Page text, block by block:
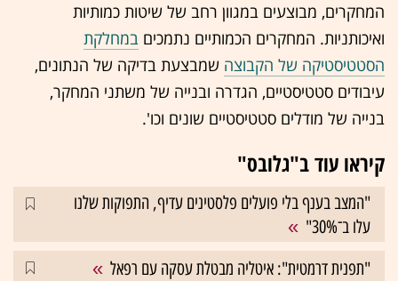
המחקרים, מבוצעים במגוון רחב של שיטות כמותיות
ואיכותניות. המחקרים הכמותיים נתמכים במחלקת
הסטטיסטיקה של הקבוצה שמבצעת בדיקה של הנתונים,
עיבודים סטטיסטיים, הגדרה ובנייה של משתני המחקר,
בנייה של מודלים סטטיסטיים שונים וכו'.
קיראו עוד ב"גלובס"
"המצב בענף בלי פועלים פלסטינים עדיף, התפוקות שלנו
עלו ב־30%"
"תפנית דרמטית": איטליה מבטלת עסקה עם רפאל